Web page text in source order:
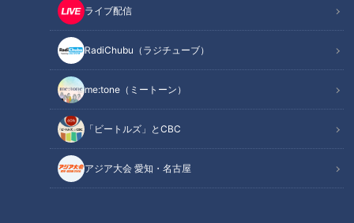
ライブ配信
RadiChubu（ラジチューブ）
me:tone（ミートーン）
「ビートルズ」とCBC
アジア大会 愛知・名古屋
アライバコンビ、プレーは共に
いぶし銀の職人肌！性格は正反
対のまさにふたりは、ボケとツ
ッコミ！
ピエロと呼ばれた息子の新たな
挑戦 定期配信型ドキュメンタ